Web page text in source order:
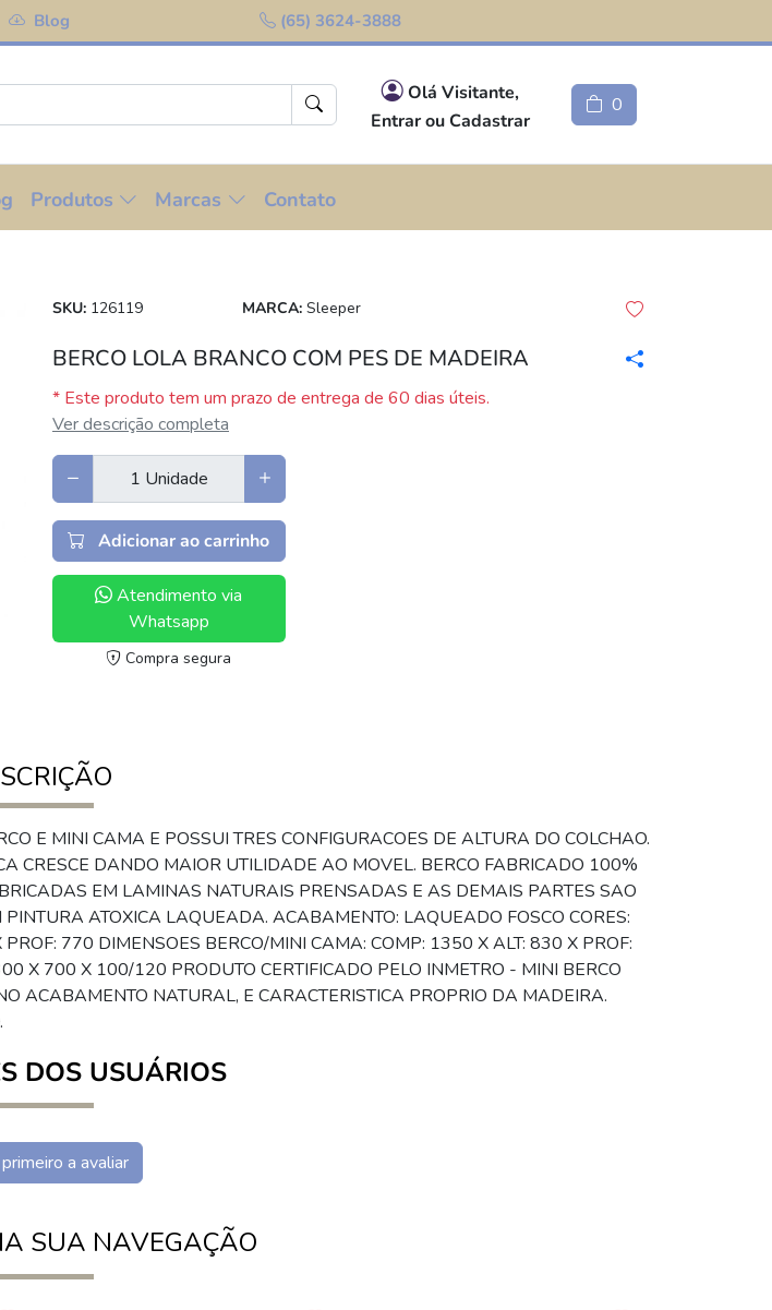
Blog (65) 3624-3888
Olá Visitante,
Entrar ou Cadastrar
0
Produtos Marcas Contato
SKU: 126119 MARCA: Sleeper
BERCO LOLA BRANCO COM PES DE MADEIRA
* Este produto tem um prazo de entrega de 60 dias úteis.
Ver descrição completa
Adicionar ao carrinho
Atendimento via
Whatsapp
Compra segura
E MINI CAMA E POSSUI TRES CONFIGURACOES DE ALTURA DO COLCHAO.
CRESCE DANDO MAIOR UTILIDADE AO MOVEL. BERCO FABRICADO 100%
EM LAMINAS NATURAIS PRENSADAS E AS DEMAIS PARTES SAO
ATOXICA LAQUEADA. ACABAMENTO: LAQUEADO FOSCO CORES:
770 DIMENSOES BERCO/MINI CAMA: COMP: 1350 X ALT: 830 X PROF:
X 700 X 100/120 PRODUTO CERTIFICADO PELO INMETRO - MINI BERCO
NATURAL, E CARACTERISTICA PROPRIO DA MADEIRA.
DOS USUÁRIOS
a avaliar
SUA NAVEGAÇÃO